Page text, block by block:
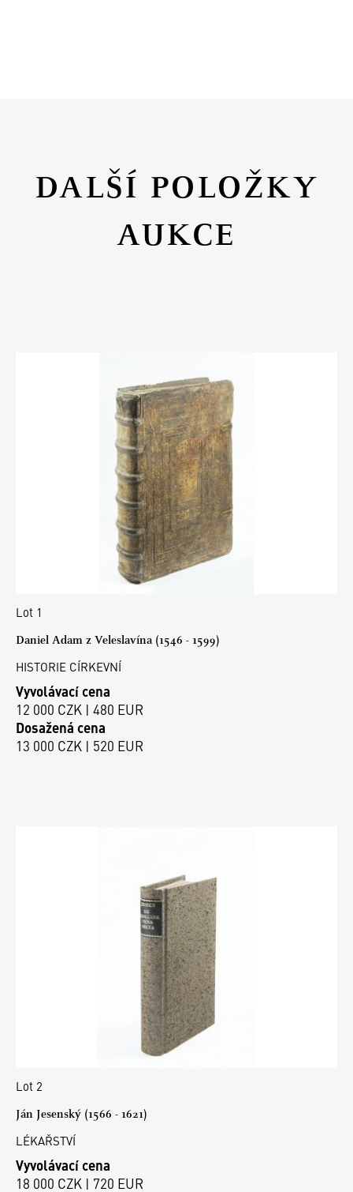
DALŠÍ POLOŽKY
AUKCE
Lot 1
Daniel Adam z Veleslavína (1546 - 1599)
HISTORIE CÍRKEVNÍ
Vyvolávací cena
12 000 CZK | 480 EUR
Dosažená cena
13 000 CZK | 520 EUR
Lot 2
Ján Jesenský (1566 - 1621)
LÉKAŘSTVÍ
Vyvolávací cena
18 000 CZK | 720 EUR